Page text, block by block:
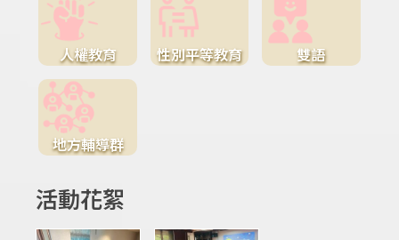
人權教育 性別平等教育 雙語
地方輔導群
活動花絮